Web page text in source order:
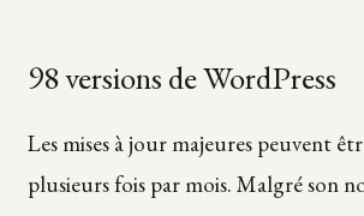
98 versions de WordPress
Les mises à jour majeures peuvent
plusieurs fois par mois. Malgré son